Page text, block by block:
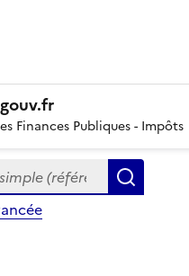
Finances Publiques - Impôts
(références, mots